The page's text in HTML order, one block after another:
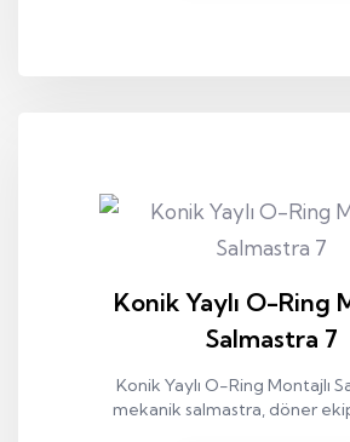
Konik Yaylı O-Ring
Salmastra 7
Konik Yaylı O-Ring Montajlı
mekanik salmastra, döner